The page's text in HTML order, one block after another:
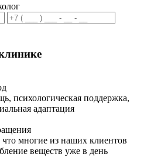
психологическая поддержка,
адаптация
многие из наших клиентов
веществ уже в день